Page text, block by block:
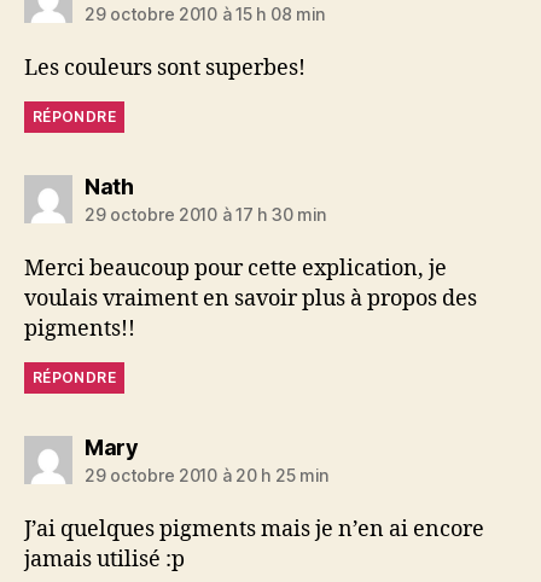
29 octobre 2010 à 15 h 08 min
Les couleurs sont superbes!
RÉPONDRE
Nathdit :
29 octobre 2010 à 17 h 30 min
Merci beaucoup pour cette explication, je
voulais vraiment en savoir plus à propos des
pigments!!
RÉPONDRE
Marydit :
29 octobre 2010 à 20 h 25 min
J’ai quelques pigments mais je n’en ai encore
jamais utilisé :p